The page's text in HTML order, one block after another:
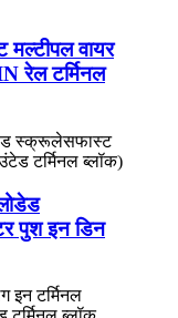
वायर
रेल टर्मिनल
पुश इन डिन